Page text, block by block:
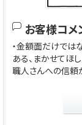
お客様コメ
・金額面だけでは
ある、まかせてほし
職人さんへの信頼